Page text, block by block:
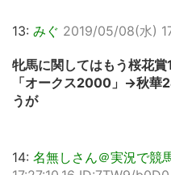
13: みぐ 2019/05/08(水)
牝馬に関してはもう桜花
「オークス2000」→秋
うが
14: 名無しさん＠実況で競